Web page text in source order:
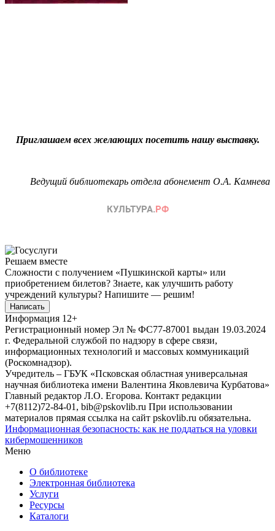
Приглашаем всех желающих посетить нашу выставку.
Ведущий библиотекарь отдела абонемент О.А. Камнева
Решаем вместе
Сложности с получением «Пушкинской карты» или
приобретением билетов? Знаете, как улучшить работу
учреждений культуры? Напишите — решим!
Написать
Информация 12+
Регистрационный номер Эл № ФС77-87001 выдан 19.03.2024
г. Федеральной службой по надзору в сфере связи,
информационных технологий и массовых коммуникаций
(Роскомнадзор).
Учредитель – ГБУК «Псковская областная универсальная
научная библиотека имени Валентина Яковлевича Курбатова»
Главный редактор Л.О. Егорова. Контакт редакции
+7(8112)72-84-01, bib@pskovlib.ru При использовании
материалов прямая ссылка на сайт pskovlib.ru обязательна.
Информационная безопасность: как не поддаться на уловки
кибермошенников
Меню
О библиотеке
Электронная библиотека
Услуги
Ресурсы
Каталоги